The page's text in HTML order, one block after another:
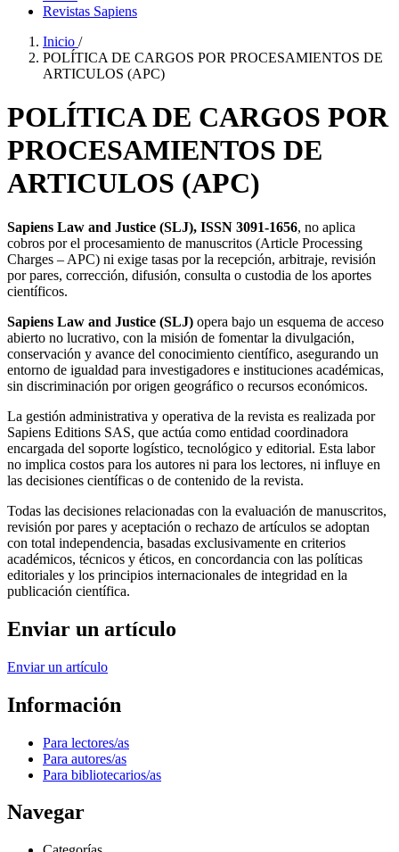
Revistas Sapiens
Inicio /
POLÍTICA DE CARGOS POR PROCESAMIENTOS DE
ARTICULOS (APC)
POLÍTICA DE CARGOS POR
PROCESAMIENTOS DE
ARTICULOS (APC)
Sapiens Law and Justice (SLJ), ISSN 3091-1656, no aplica
cobros por el procesamiento de manuscritos (Article Processing
Charges – APC) ni exige tasas por la recepción, arbitraje, revisión
por pares, corrección, difusión, consulta o custodia de los aportes
científicos.
Sapiens Law and Justice (SLJ) opera bajo un esquema de acceso
abierto no lucrativo, con la misión de fomentar la divulgación,
conservación y avance del conocimiento científico, asegurando un
entorno de igualdad para investigadores e instituciones académicas,
sin discriminación por origen geográfico o recursos económicos.
La gestión administrativa y operativa de la revista es realizada por
Sapiens Editions SAS, que actúa como entidad coordinadora
encargada del soporte logístico, tecnológico y editorial. Esta labor
no implica costos para los autores ni para los lectores, ni influye en
las decisiones científicas o de contenido de la revista.
Todas las decisiones relacionadas con la evaluación de manuscritos,
revisión por pares y aceptación o rechazo de artículos se adoptan
con total independencia, basadas exclusivamente en criterios
académicos, técnicos y éticos, en concordancia con las políticas
editoriales y los principios internacionales de integridad en la
publicación científica.
Enviar un artículo
Enviar un artículo
Información
Para lectores/as
Para autores/as
Para bibliotecarios/as
Navegar